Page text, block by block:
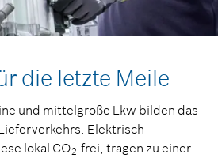
die letzte Meile
und mittelgroße Lkw bilden das
Elektrisch
lokal CO2-frei, tragen zu einer